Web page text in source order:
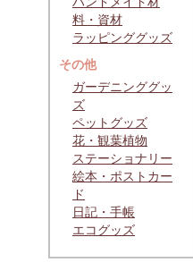
料・資材
ラッピンググッズ
その他
ガーデニンググッ
ズ
ペットグッズ
花・観葉植物
ステーショナリー
絵本・ポストカー
ド
日記・手帳
エコグッズ